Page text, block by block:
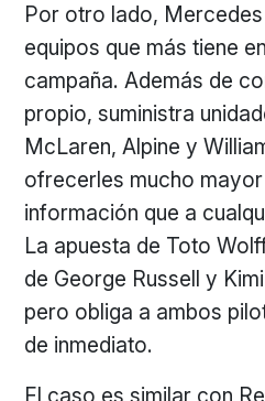
Por otro lado,
equipos que más tiene
campaña. Además de
propio, suministra
McLaren, Alpine y
ofrecerles mucho
información que a
La apuesta de Toto
de George Russell y
pero obliga a ambos
de inmediato.
El caso es similar con